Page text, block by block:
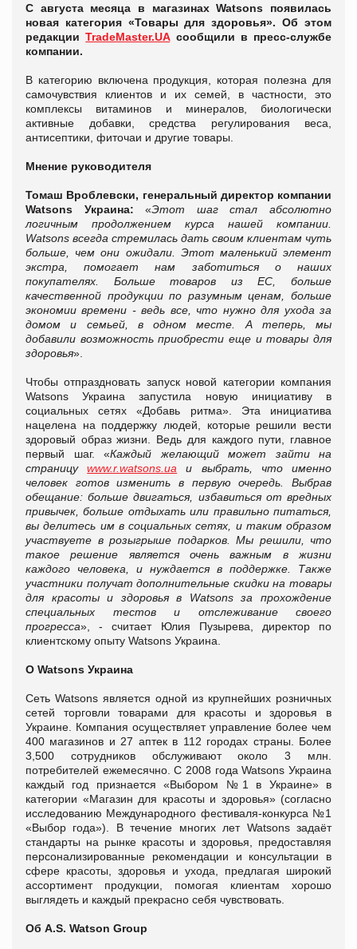
С августа месяца в магазинах Watsons появилась
новая категория «Товары для здоровья». Об этом
редакцииTradeMaster.UAсообщили в пресс-службе
компании.
В категорию включена продукция, которая полезна для
самочувствия клиентов и их семей, в частности, это
комплексы витаминов и минералов, биологически
активные добавки, средства регулирования веса,
антисептики, фиточаи и другие товары.
Мнение руководителя
Томаш Вроблевски, генеральный директор компании
Watsons Украина: «Этот шаг стал абсолютно
логичным продолжением курса нашей компании.
Watsons всегда стремилась дать своим клиентам чуть
больше, чем они ожидали. Этот маленький элемент
экстра, помогает нам заботиться о наших
покупателях. Больше товаров из ЕС, больше
качественной продукции по разумным ценам, больше
экономии времени - ведь все, что нужно для ухода за
домом и семьей, в одном месте. А теперь, мы
добавили возможность приобрести еще и товары для
здоровья».
Чтобы отпраздновать запуск новой категории компания
Watsons Украина запустила новую инициативу в
социальных сетях «Добавь ритма». Эта инициатива
нацелена на поддержку людей, которые решили вести
здоровый образ жизни. Ведь для каждого пути, главное
первый шаг. «Каждый желающий может зайти на
страницуwww.r.watsons.ua и выбрать, что именно
человек готов изменить в первую очередь. Выбрав
обещание: больше двигаться, избавиться от вредных
привычек, больше отдыхать или правильно питаться,
вы делитесь им в социальных сетях, и таким образом
участвуете в розыгрыше подарков. Мы решили, что
такое решение является очень важным в жизни
каждого человека, и нуждается в поддержке. Также
участники получат дополнительные скидки на товары
для красоты и здоровья в Watsons за прохождение
специальных тестов и отслеживание своего
прогресса», - считает Юлия Пузырева, директор по
клиентскому опыту Watsons Украина.
О Watsons Украина
Сеть Watsons является одной из крупнейших розничных
сетей торговли товарами для красоты и здоровья в
Украине. Компания осуществляет управление более чем
400 магазинов и 27 аптек в 112 городах страны. Более
3,500 сотрудников обслуживают около 3 млн.
потребителей ежемесячно. С 2008 года Watsons Украина
каждый год признается «Выбором №1 в Украине» в
категории «Магазин для красоты и здоровья» (согласно
исследованию Международного фестиваля-конкурса №1
«Выбор года»). В течение многих лет Watsons задаёт
стандарты на рынке красоты и здоровья, предоставляя
персонализированные рекомендации и консультации в
сфере красоты, здоровья и ухода, предлагая широкий
ассортимент продукции, помогая клиентам хорошо
выглядеть и каждый прекрасно себя чувствовать.
Об A.S. Watson Group